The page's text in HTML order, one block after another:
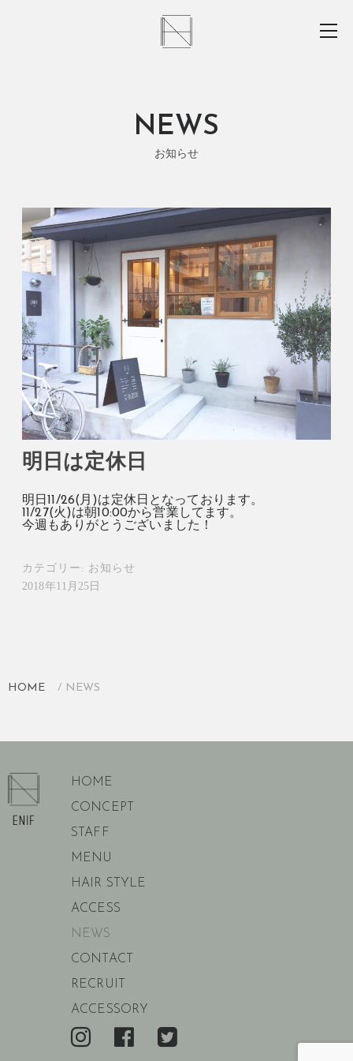
NEWS
お知らせ
明日は定休日
明日11/26(月)は定休日となっております。
11/27(火)は朝10:00から営業してます。
今週もありがとうございました！
カテゴリー: お知らせ
2018年11月25日
HOME NEWS
HOME
CONCEPT
STAFF
MENU
HAIR STYLE
ACCESS
NEWS
CONTACT
RECRUIT
ACCESSORY